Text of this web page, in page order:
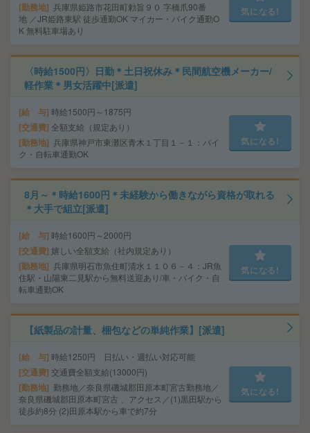
勤務地 兵庫県姫路市花田町勅旨９０ 字橋爪90番
地 ／JR姫路東駅 徒歩通勤OK マイカー・バイク通勤O
K 無料駐車場あり
気になる!
〈時給1500円〉日勤＊土日祝休み＊民間航空機メーカー/
軽作業＊男女活躍中[派遣]
給 与 時給1500円～1875円
交通費 全額支給（規定あり）
勤務地 兵庫県神戸市東灘区青木１丁目１－１：バイ
ク・自転車通勤OK
気になる!
8月～＊時給1600円＊未経験から働きながら資格が取れる
＊大手で組立[派遣]
給 与 時給1600円～2000円
交通費 嬉しい全額支給（社内規定あり）
勤務地 兵庫県明石市魚住町清水１１０６－４：JR魚
住駅・山陽東二見駅から無料送迎あり/車・バイク・自
転車通勤OK
気になる!
【紙製品の計量、梱包などの単純作業】[派遣]
給 与 時給1250円 日払い・週払い対応可能
交通費 交通費全額支給(13000円)
勤務地 勤務地／奈良県磯城郡田原本町宮古勤務地／
奈良県磯城郡田原本町宮古 、アクセス／(1)黒田駅から
徒歩約8分 (2)田原本駅から車で約7分
気になる!